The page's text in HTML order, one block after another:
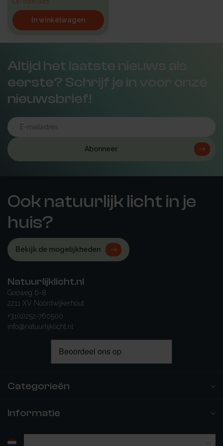
In winkelwagen
Altijd het laatste nieuws als
eerste? Schrijf je in voor onze
nieuwsbrief!
Abonneer
Ook natuurlijk licht in je
huis?
Bekijk de mogelijkheden
Natuurlijklicht.nl
Gooweg 6-8
2211 XV Noordwijkerhout
+31(0)252-760500
info@natuurlijklicht.nl
Categorieën
Informatie